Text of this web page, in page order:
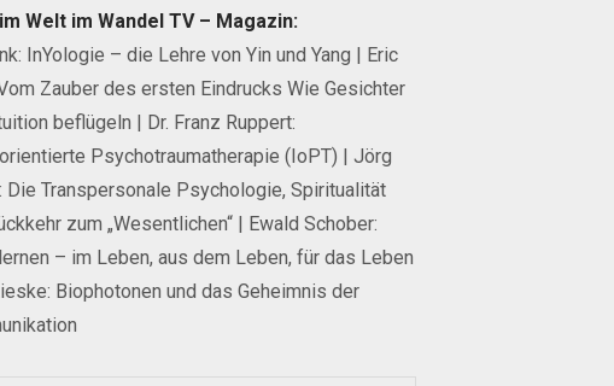
Welt im Wandel TV – Magazin:
InYologie – die Lehre von Yin und Yang | Eric
Zauber des ersten Eindrucks Wie Gesichter
beflügeln | Dr. Franz Ruppert:
Psychotraumatherapie (IoPT) | Jörg
Die Transpersonale Psychologie, Spiritualität
zum „Wesentlichen“ | Ewald Schober:
– im Leben, aus dem Leben, für das Leben
Biophotonen und das Geheimnis der